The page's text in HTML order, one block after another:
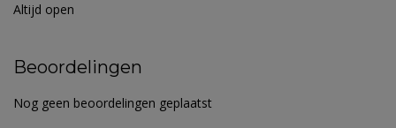
Altijd open
Beoordelingen
Nog geen beoordelingen geplaatst